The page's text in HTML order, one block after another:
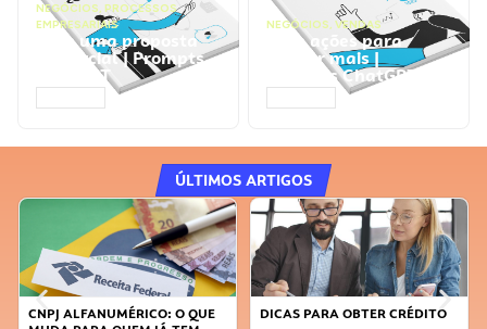
NEGÓCIOS, PROCESSOS
EMPRESARIAIS
Faça uma proposta
comercial | Prompts
ChatGPT
NEGÓCIOS, VENDAS
Faça ações para
vender mais |
Prompts ChatGPT
ÚLTIMOS ARTIGOS
DICAS PARA OBTER CRÉDITO
FAÇA A DIFERENÇA: SEJA